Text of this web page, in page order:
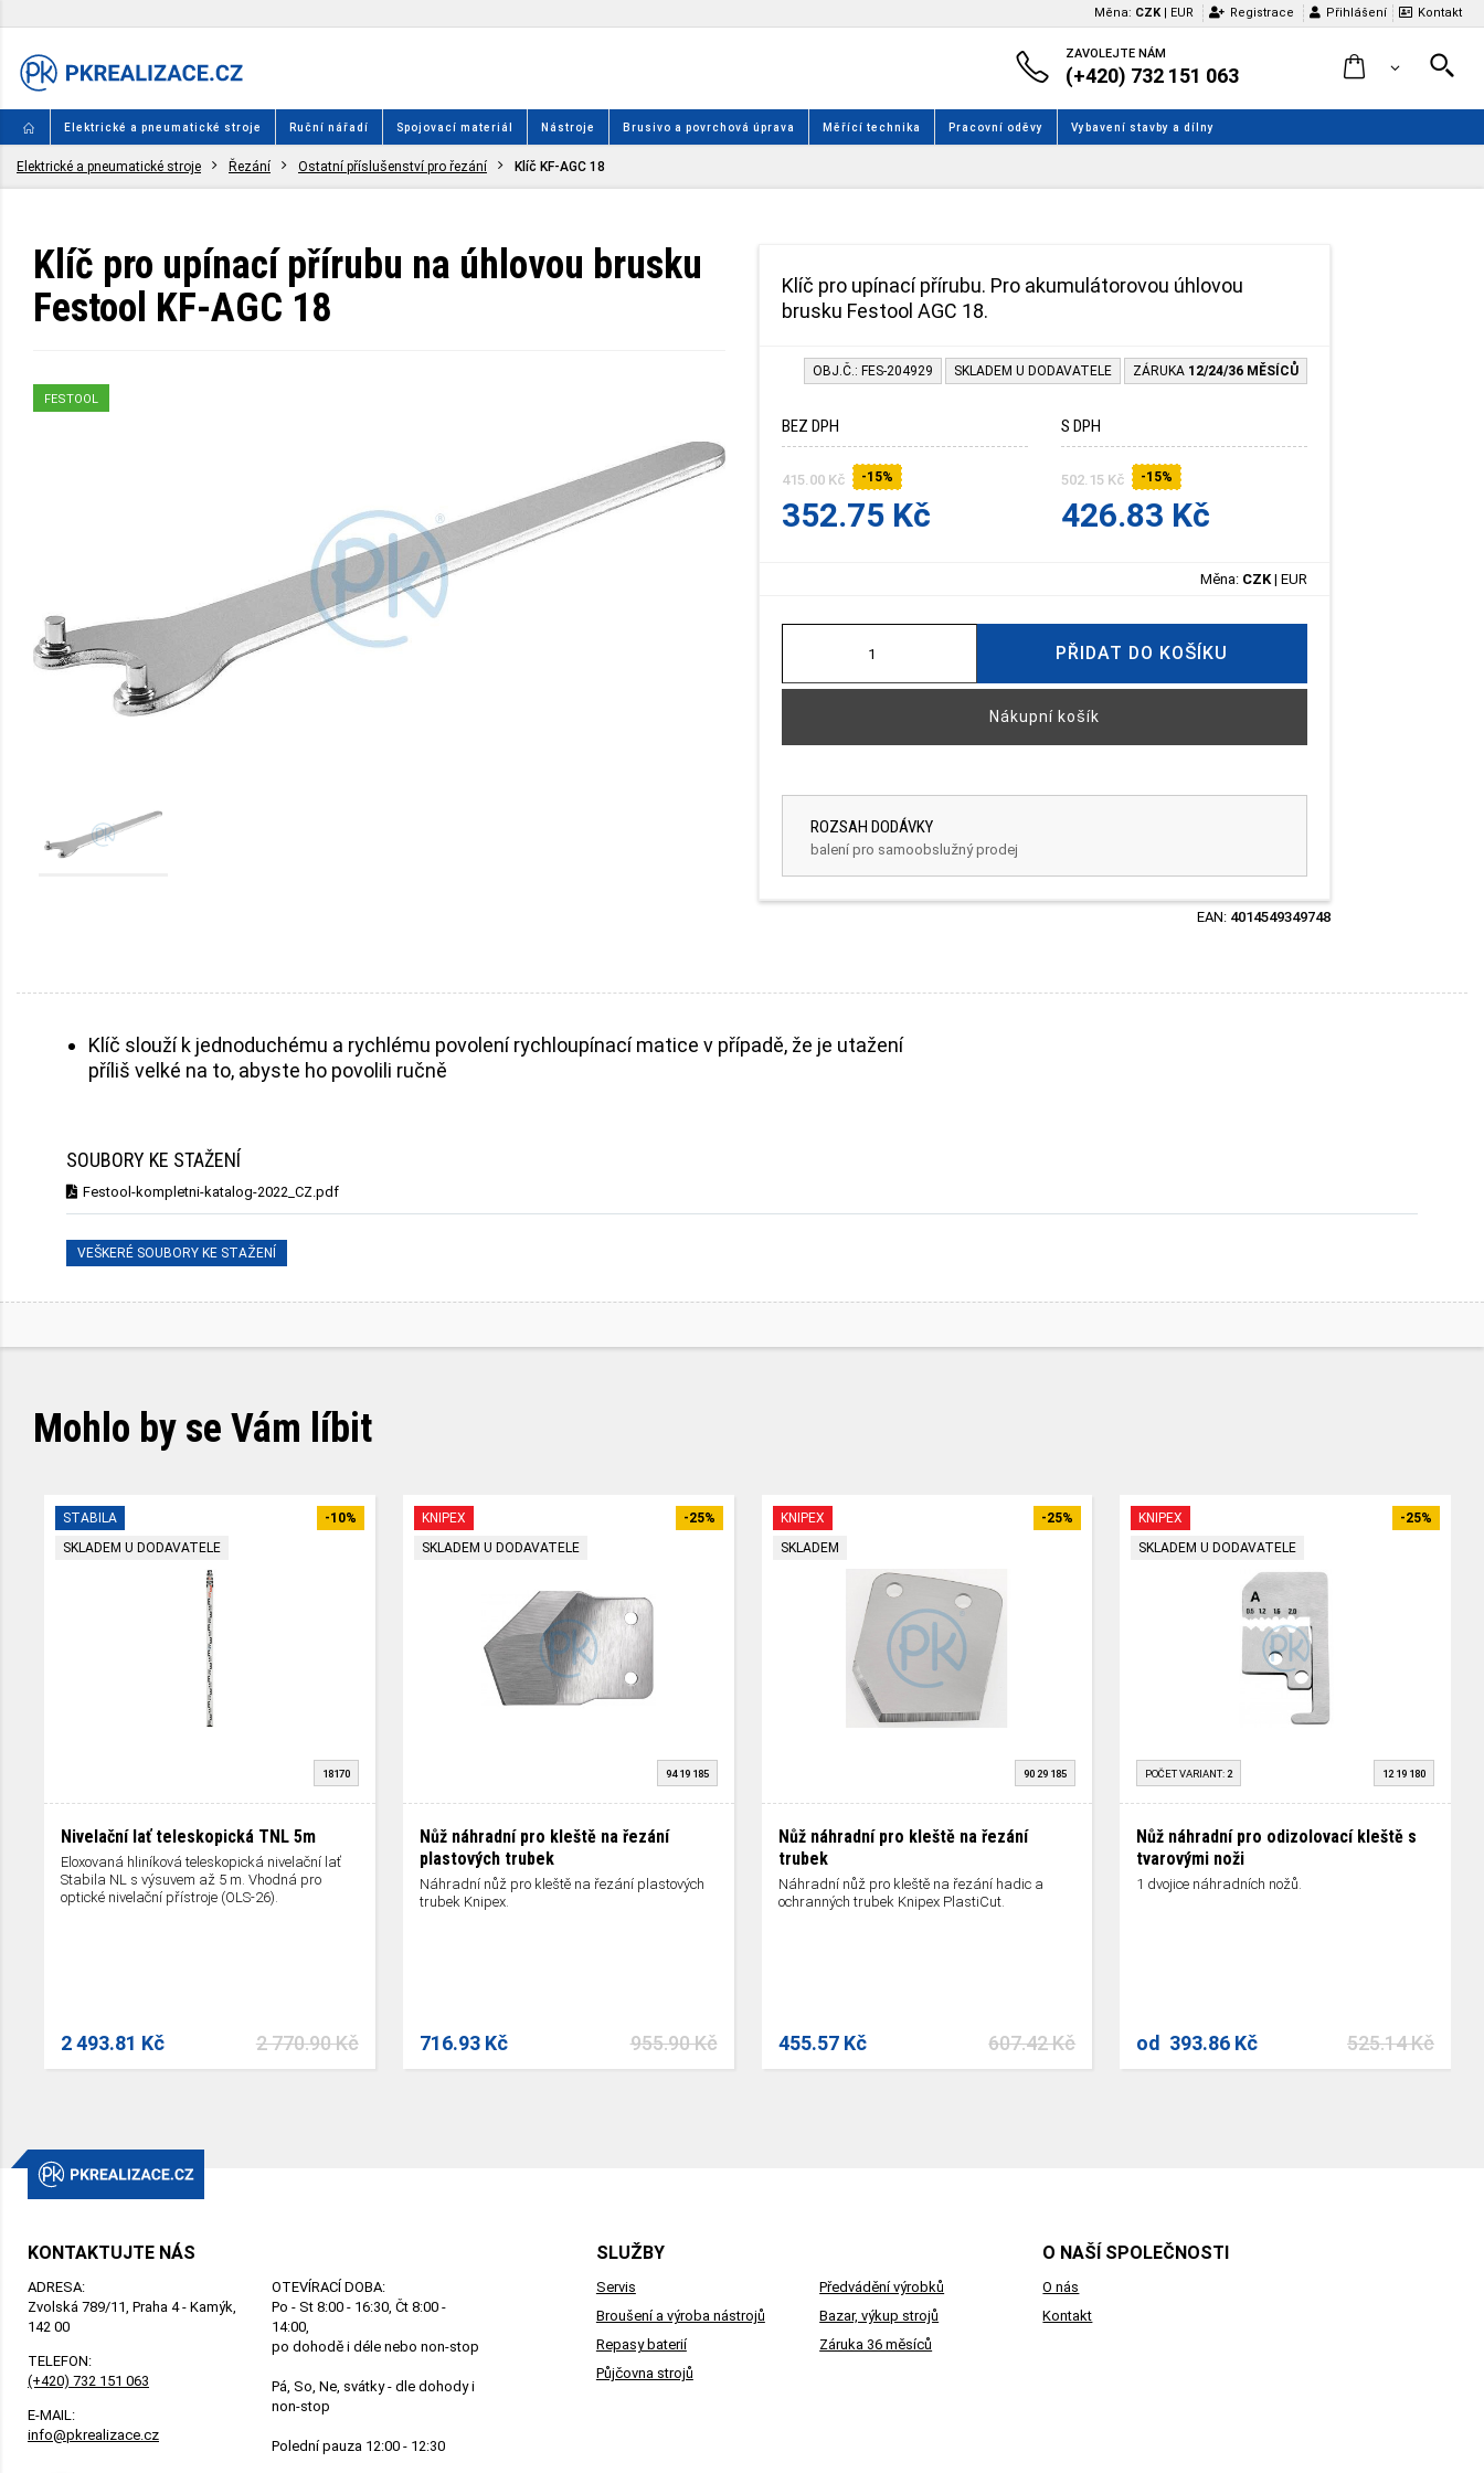
Měna: CZK | EUR Registrace Přihlášení Kontakt
ZAVOLEJTE NÁM
(+420) 732 151 063
Elektrické a pneumatické stroje Ruční nářadí Spojovací materiál Nástroje Brusivo a povrchová úprava Měřící technika Pracovní oděvy Vybavení stavby a dílny
Elektrické a pneumatické stroje Řezání Ostatní příslušenství pro řezání Klíč KF-AGC 18
Klíč pro upínací přírubu na úhlovou brusku
Festool KF-AGC 18
FESTOOL
Klíč pro upínací přírubu. Pro akumulátorovou úhlovou
brusku Festool AGC 18.
OBJ.Č.: FES-204929 SKLADEM U DODAVATELE ZÁRUKA 12/24/36 MĚSÍCŮ
BEZ DPH
415.00 Kč -15%
352.75 Kč
S DPH
502.15 Kč -15%
426.83 Kč
Měna: CZK| EUR
PŘIDAT DO KOŠÍKU
Nákupní košík
ROZSAH DODÁVKY
balení pro samoobslužný prodej
EAN: 4014549349748
Klíč slouží k jednoduchému a rychlému povolení rychloupínací matice v případě, že je utažení
příliš velké na to, abyste ho povolili ručně
SOUBORY KE STAŽENÍ
Festool-kompletni-katalog-2022_CZ.pdf
VEŠKERÉ SOUBORY KE STAŽENÍ
Mohlo by se Vám líbit
SKLADEM U DODAVATELE
STABILA -10%
18170
Nivelační lať teleskopická TNL 5m
Eloxovaná hliníková teleskopická nivelační lať
Stabila NL s výsuvem až 5 m. Vhodná pro
optické nivelační přístroje (OLS-26).
2 770.90 Kč
2 493.81 Kč
SKLADEM U DODAVATELE
KNIPEX -25%
94 19 185
Nůž náhradní pro kleště na řezání
plastových trubek
Náhradní nůž pro kleště na řezání plastových
trubek Knipex.
955.90 Kč
716.93 Kč
SKLADEM
KNIPEX -25%
90 29 185
Nůž náhradní pro kleště na řezání
trubek
Náhradní nůž pro kleště na řezání hadic a
ochranných trubek Knipex PlastiCut.
607.42 Kč
455.57 Kč
SKLADEM U DODAVATELE
KNIPEX -25%
POČET VARIANT: 2 12 19 180
Nůž náhradní pro odizolovací kleště s
tvarovými noži
1 dvojice náhradních nožů.
525.14 Kč
od 393.86 Kč
KONTAKTUJTE NÁS
ADRESA:
Zvolská 789/11, Praha 4 - Kamýk,
142 00
TELEFON:
(+420) 732 151 063
E-MAIL:
info@pkrealizace.cz
OTEVÍRACÍ DOBA:
Po - St 8:00 - 16:30, Čt 8:00 -
14:00,
po dohodě i déle nebo non-stop
Pá, So, Ne, svátky - dle dohody i
non-stop
Polední pauza 12:00 - 12:30
SLUŽBY
Servis
Broušení a výroba nástrojů
Repasy baterií
Půjčovna strojů
Předvádění výrobků
Bazar, výkup strojů
Záruka 36 měsíců
O NAŠÍ SPOLEČNOSTI
O nás
Kontakt